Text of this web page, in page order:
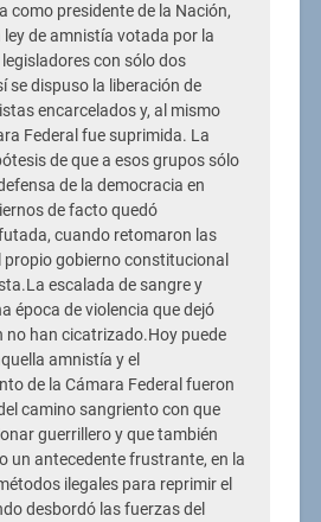
como presidente de la Nación,
de amnistía votada por la
con sólo dos
se dispuso la liberación de
encarcelados y, al mismo
Federal fue suprimida. La
de que a esos grupos sólo
de la democracia en
de facto quedó
cuando retomaron las
gobierno constitucional
escalada de sangre y
época de violencia que dejó
no han cicatrizado.Hoy puede
amnistía y el
de la Cámara Federal fueron
camino sangriento con que
guerrillero y que también
un antecedente frustrante, en la
ilegales para reprimir el
desbordó las fuerzas del